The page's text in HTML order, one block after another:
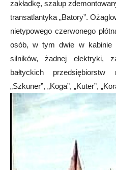
zakładkę, szalup
transatlantyka „Batory”.
nietypowego czerwonego
osób, w tym dwie w kabinie
silników, żadnej elektryki,
bałtyckich przedsiębiorstw
„Szkuner”, „Koga”, „Kuter”,